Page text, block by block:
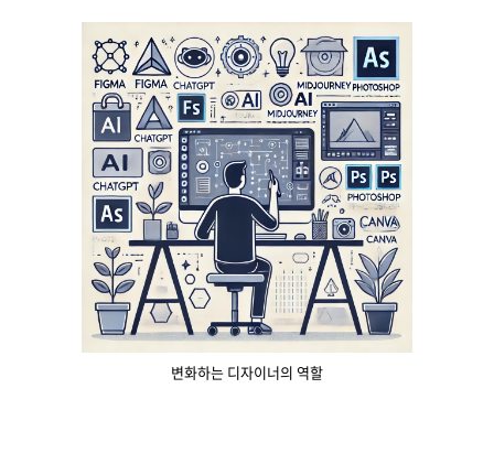
변화하는 디자이너의 역할